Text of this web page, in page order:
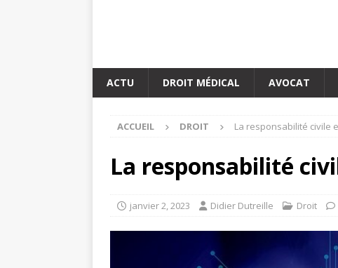
ACTU DROIT MÉDICAL AVOCAT
ACCUEIL DROIT La responsabilité civile
La responsabilité
janvier 2, 2023 Didier Dutreille Droit